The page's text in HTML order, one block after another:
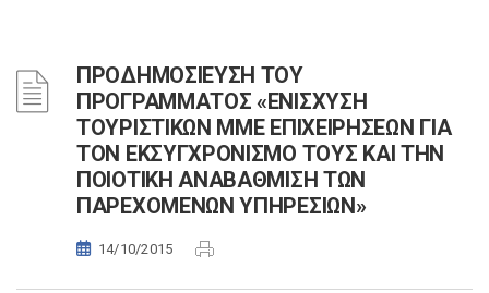
ΠΡΟΔΗΜΟΣΙΕΥΣΗ ΤΟΥ
ΠΡΟΓΡΑΜΜΑΤΟΣ «ΕΝΙΣΧΥΣΗ
ΤΟΥΡΙΣΤΙΚΩΝ ΜΜΕ ΕΠΙΧΕΙΡΗΣΕΩΝ ΓΙΑ
ΤΟΝ ΕΚΣΥΓΧΡΟΝΙΣΜΟ ΤΟΥΣ ΚΑΙ ΤΗΝ
ΠΟΙΟΤΙΚΗ ΑΝΑΒΑΘΜΙΣΗ ΤΩΝ
ΠΑΡΕΧΟΜΕΝΩΝ ΥΠΗΡΕΣΙΩΝ»
14/10/2015